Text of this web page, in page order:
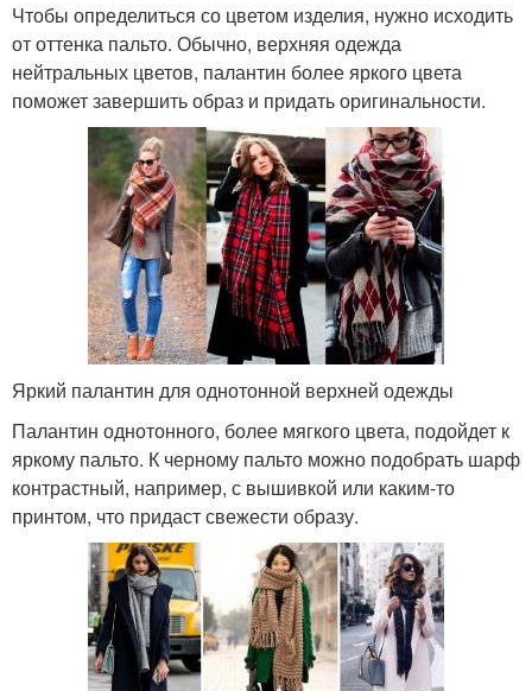
Чтобы определиться со цветом изделия, нужно исходить
от оттенка пальто. Обычно, верхняя одежда
нейтральных цветов, палантин более яркого цвета
поможет завершить образ и придать оригинальности.
Яркий палантин для однотонной верхней одежды
Палантин однотонного, более мягкого цвета, подойдет к
яркому пальто. К черному пальто можно подобрать шарф
контрастный, например, с вышивкой или каким-то
принтом, что придаст свежести образу.